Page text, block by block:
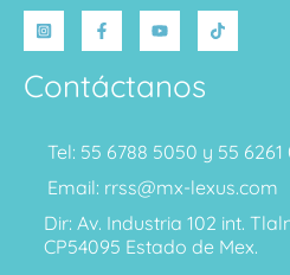
Contáctanos
Tel: 55 6788 5050 y 55
Email: rrss@mx-lexus.com
Dir: Av. Industria 102 int.
CP54095 Estado de Mex.